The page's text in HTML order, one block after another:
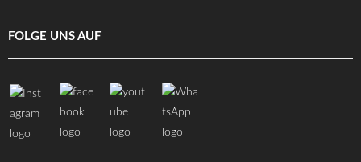
FOLGE UNS AUF